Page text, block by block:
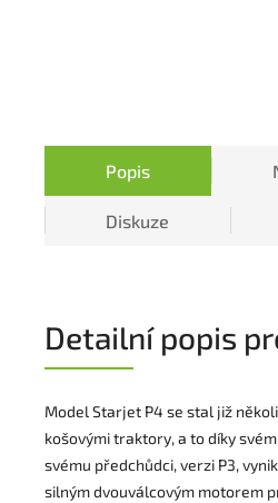
Popis
Diskuze
Detailní popis
Model Starjet P4 se stal již
košovými traktory, a to díky
svému předchůdci, verzi P3,
silným dvouválcovým motorem